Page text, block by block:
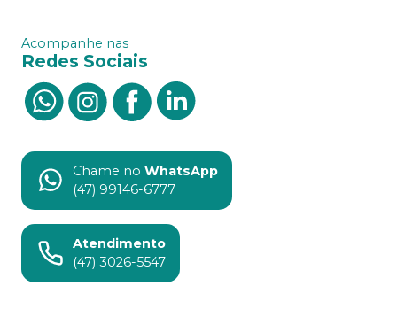
Acompanhe nas
Redes Sociais
Chame no WhatsApp
(47) 99146-6777
Atendimento
(47) 3026-5547